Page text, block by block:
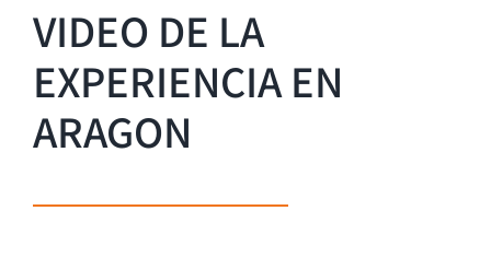
VIDEO DE LA
EXPERIENCIA EN
ARAGON